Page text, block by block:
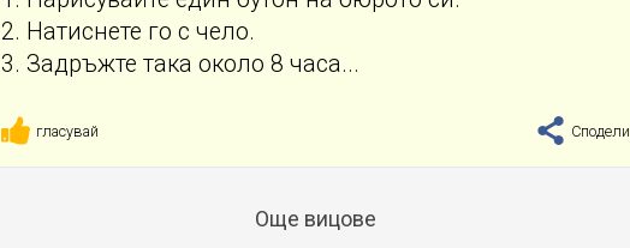
2. Натиснете го с чело.
3. Задръжте така около 8 часа...
гласувай Сподели
Още вицове